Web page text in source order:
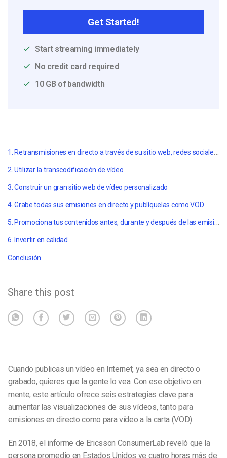
Get Started!
Start streaming immediately
No credit card required
10 GB of bandwidth
1. Retransmisiones en directo a través de su sitio web, redes sociales y otros medios.
2. Utilizar la transcodificación de vídeo
3. Construir un gran sitio web de vídeo personalizado
4. Grabe todas sus emisiones en directo y publíquelas como VOD
5. Promociona tus contenidos antes, durante y después de las emisiones en directo
6. Invertir en calidad
Conclusión
Share this post
Cuando publicas un vídeo en Internet, ya sea en directo o
grabado, quieres que la gente lo vea. Con ese objetivo en
mente, este artículo ofrece seis estrategias clave para
aumentar las visualizaciones de sus vídeos, tanto para
emisiones en directo como para vídeo a la carta (VOD).
En 2018, el informe de Ericsson ConsumerLab reveló que la
persona promedio en Estados Unidos ve cuatro horas más de